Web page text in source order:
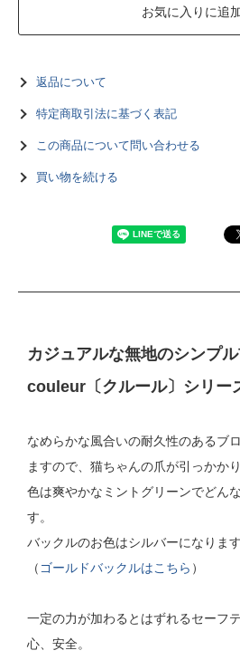
お気に入りに追
返品について
特定商取引法に基づく表記
この商品について問い合わせる
買い物を続ける
カジュアルな無地のシンプ
couleur〔クルール〕シリー
なめらかな風合いの耐久性のあるブ
ますので、猫ちゃんの爪が引っかか
色は爽やかなミントグリーンでどん
す。
バックルのお色はシルバーになります
（ ゴールドバックルはこちら ）
一定の力が加わるとはずれるセーフ
心、安全。